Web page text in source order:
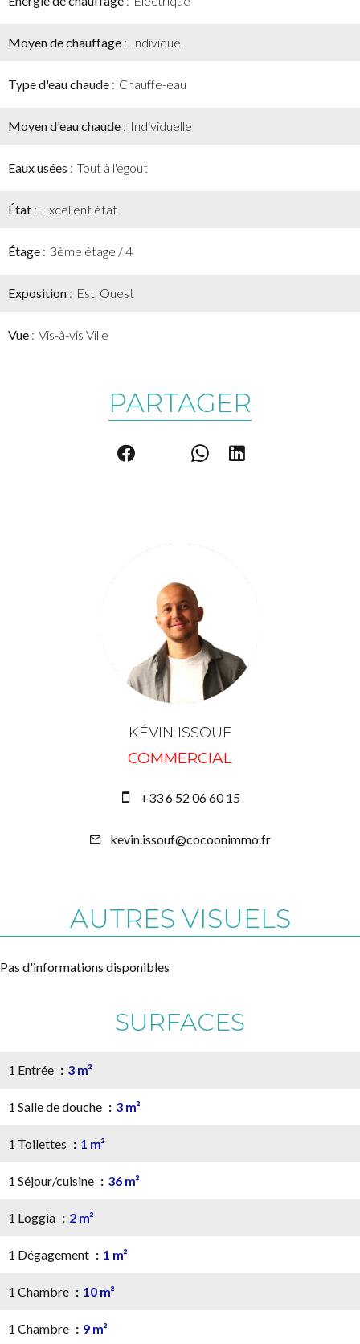
Moyen de chauffage Individuel
Type d'eau chaude Chauffe-eau
Moyen d'eau chaude Individuelle
Eaux usées Tout à l'égout
État Excellent état
Étage 3ème étage / 4
Exposition Est, Ouest
Vue Vis-à-vis Ville
PARTAGER
KÉVIN ISSOUF
COMMERCIAL
+33 6 52 06 60 15
kevin.issouf@cocoonimmo.fr
AUTRES VISUELS
Pas d'informations disponibles
SURFACES
1 Entrée 3 m²
1 Salle de douche 3 m²
1 Toilettes 1 m²
1 Séjour/cuisine 36 m²
1 Loggia 2 m²
1 Dégagement 1 m²
1 Chambre 10 m²
1 Chambre 9 m²